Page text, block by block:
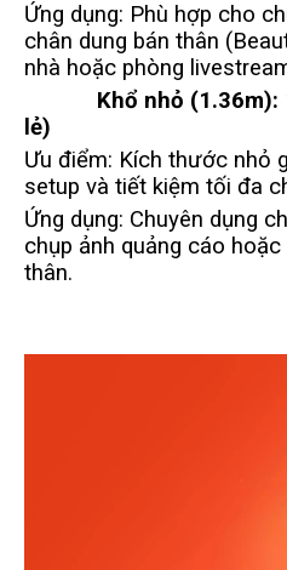
Ứng dụng: Phù hợp cho
chân dung bán thân
nhà hoặc phòng
Khổ nhỏ (1.36m):
lẻ)
Ưu điểm: Kích thước nhỏ
setup và tiết kiệm tối đa
Ứng dụng: Chuyên dụng
chụp ảnh quảng cáo
thân.